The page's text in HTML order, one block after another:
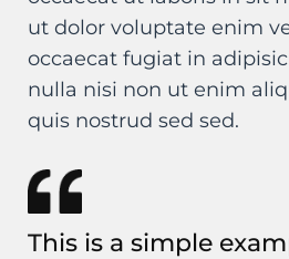
ut dolor voluptate enim
occaecat fugiat in
nulla nisi non ut enim
quis nostrud sed sed.
This is a simple